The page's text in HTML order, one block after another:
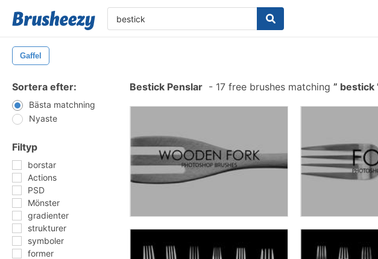
Gaffel
Sortera efter:
Bästa matchning
Nyaste
Filtyp
borstar
Actions
PSD
Mönster
gradienter
strukturer
symboler
former
Bestick Penslar - 17 free brushes matching bestick